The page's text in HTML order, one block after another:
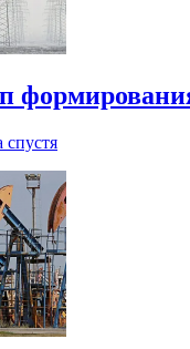
спустя